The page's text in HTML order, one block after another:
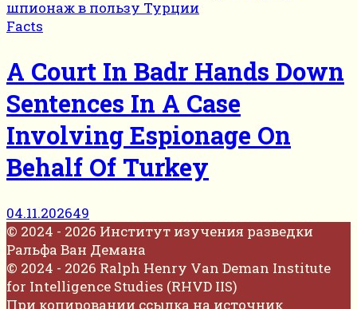
Facts
A Court In Badr Hands Down
Sentences In A Case
Involving Espionage On
Behalf Of Turkey
04.11.202649
© 2024 - 2026 Институт изучения разведки
Ральфа Ван Демана
© 2024 - 2026 Ralph Henry Van Deman Institute
for Intelligence Studies (RHVD IIS)
При копировании ссылка на источник